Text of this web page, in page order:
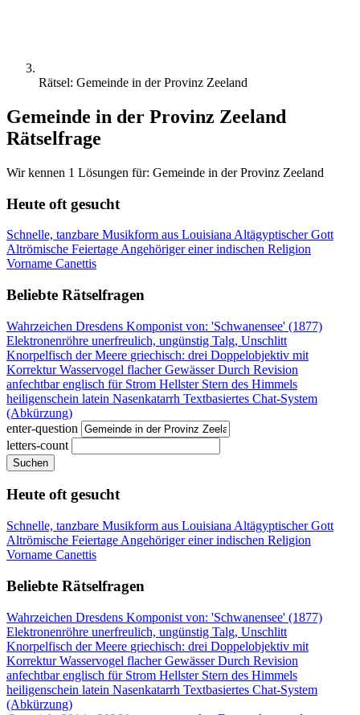
Rätsel: Gemeinde in der Provinz Zeeland
Gemeinde in der Provinz Zeeland
Rätselfrage
Wir kennen 1 Lösungen für: Gemeinde in der Provinz Zeeland
Heute oft gesucht
Schnelle, tanzbare Musikform aus Louisiana Altägyptischer Gott
Altrömische Feiertage Angehöriger einer indischen Religion
Vorname Canettis
Beliebte Rätselfragen
Wahrzeichen Dresdens Komponist von: 'Schwanensee' (1877)
Elektronenröhre unerfreulich, ungünstig Talg, Unschlitt
Knorpelfisch der Meere griechisch: drei Doppelobjektiv mit
KorrekturWasservogel flacher GewässerDurch Revision
anfechtbarenglisch für Strom Hellster Stern des Himmels
heiligenschein latein Nasenkatarrh Textbasiertes Chat-System
(Abkürzung)
enter-question
letters-count
Suchen
Heute oft gesucht
Schnelle, tanzbare Musikform aus Louisiana Altägyptischer Gott
Altrömische Feiertage Angehöriger einer indischen Religion
Vorname Canettis
Beliebte Rätselfragen
Wahrzeichen Dresdens Komponist von: 'Schwanensee' (1877)
Elektronenröhre unerfreulich, ungünstig Talg, Unschlitt
Knorpelfisch der Meere griechisch: drei Doppelobjektiv mit
KorrekturWasservogel flacher GewässerDurch Revision
anfechtbarenglisch für Strom Hellster Stern des Himmels
heiligenschein latein Nasenkatarrh Textbasiertes Chat-System
(Abkürzung)